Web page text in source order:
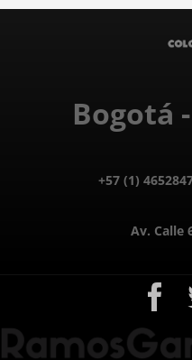
Bogotá
+57 (1)
Av. Calle